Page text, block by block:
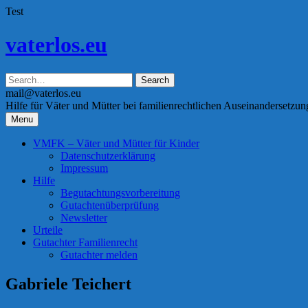
Test
to
vaterlos.eu
mail@vaterlos.eu
Hilfe für Väter und Mütter bei familienrechtlichen
Menu
VMFK – Väter und Mütter für Kinder
Datenschutzerklärung
Impressum
Hilfe
Begutachtungsvorbereitung
Gutachtenüberprüfung
Newsletter
Urteile
Gutachter Familienrecht
Gutachter melden
Gabriele Teichert